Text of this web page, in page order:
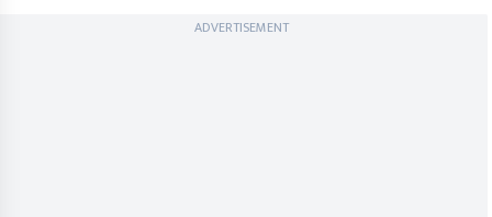
ADVERTISEMENT